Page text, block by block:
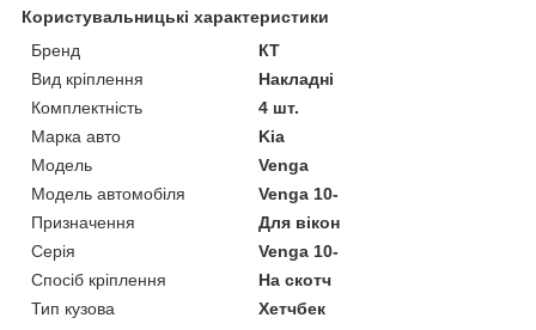
Користувальницькі характеристики
Бренд
КТ
Вид кріплення
Накладні
Комплектність
4 шт.
Марка авто
Kia
Модель
Venga
Модель автомобіля
Venga 10-
Призначення
Для вікон
Серія
Venga 10-
Спосіб кріплення
На скотч
Тип кузова
Хетчбек